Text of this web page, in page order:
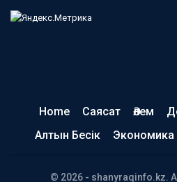
Home Саясат Әлем
Алтын Бесік
Экономика
© 2026 - shanyraqinfo.kz.